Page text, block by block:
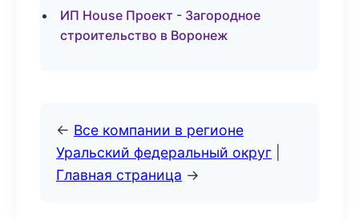
ИП House Проект - Загородное
строительство в Воронеж
← Все компании в регионе
Уральский федеральный округ
Главная страница →